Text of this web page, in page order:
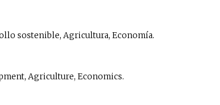
sostenible, Agricultura, Economía.
Agriculture, Economics.